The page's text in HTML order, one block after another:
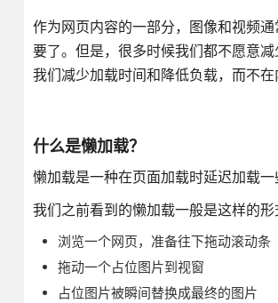
作为网页内容的一部分，图像和视频
要了。但是，很多时候我们都不愿意
我们减少加载时间和降低负载，而不
什么是懒加载？
懒加载是一种在页面加载时延迟加载
我们之前看到的懒加载一般是这样的形
浏览一个网页，准备往下拖动滚动条
拖动一个占位图片到视窗
占位图片被瞬间替换成最终的图片